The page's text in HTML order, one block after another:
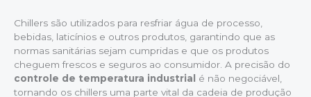
Chillers são utilizados para resfriar água de processo,
bebidas, laticínios e outros produtos, garantindo que as
normas sanitárias sejam cumpridas e que os produtos
cheguem frescos e seguros ao consumidor. A precisão do
controle de temperatura industrial
é não negociável,
tornando os chillers uma parte vital da cadeia de produção